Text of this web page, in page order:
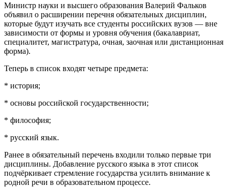
Министр науки и высшего образования Валерий Фальков
объявил о расширении перечня обязательных дисциплин,
которые будут изучать все студенты российских вузов — вне
зависимости от формы и уровня обучения (бакалавриат,
специалитет, магистратура, очная, заочная или дистанционная
форма).
Теперь в список входят четыре предмета:
* история;
* основы российской государственности;
* философия;
* русский язык.
Ранее в обязательный перечень входили только первые три
дисциплины. Добавление русского языка в этот список
подчёркивает стремление государства усилить внимание к
родной речи в образовательном процессе.